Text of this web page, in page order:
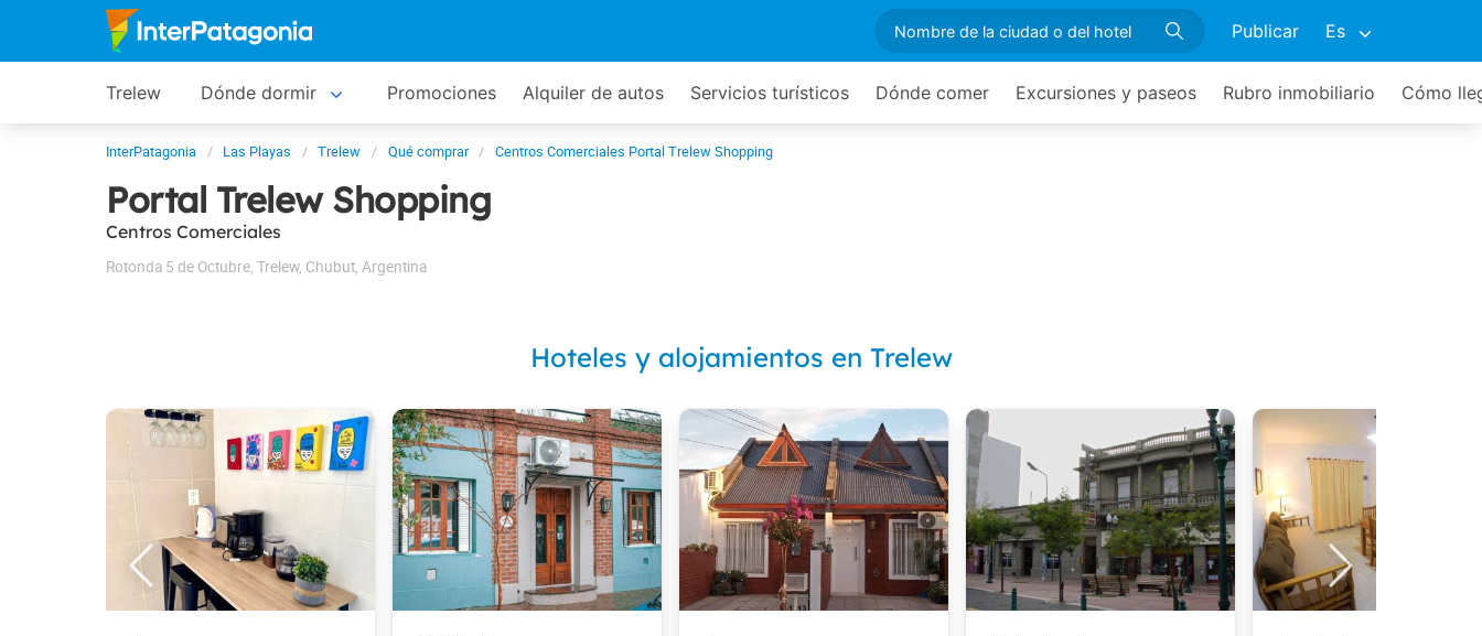
Publicar Es
Trelew Dónde dormir Promociones Alquiler de autos Servicios turísticos Dónde comer Excursiones y paseos Rubro inmobiliario Cómo
InterPatagonia Las Playas Trelew Qué comprar Centros Comerciales Portal Trelew Shopping
Portal Trelew Shopping
Centros Comerciales
Rotonda 5 de Octubre Trelew, Chubut Argentina
Hoteles y alojamientos en Trelew